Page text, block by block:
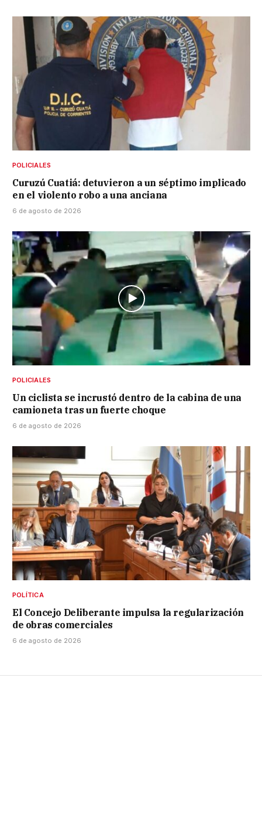
POLICIALES
Curuzú Cuatiá: detuvieron a un séptimo implicado
en el violento robo a una anciana
6 de agosto de 2026
POLICIALES
Un ciclista se incrustó dentro de la cabina de una
camioneta tras un fuerte choque
6 de agosto de 2026
POLÍTICA
El Concejo Deliberante impulsa la regularización
de obras comerciales
6 de agosto de 2026